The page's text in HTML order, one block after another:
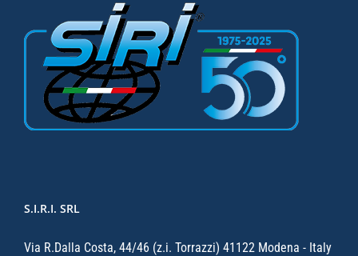
S.I.R.I. SRL
Via R.Dalla Costa, 44/46 (z.i. Torrazzi) 41122 Modena - Italy